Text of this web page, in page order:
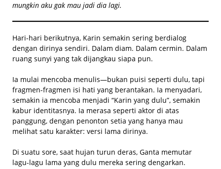
mungkin aku gak mau jadi dia lagi.
Hari-hari berikutnya, Karin semakin sering berdialog
dengan dirinya sendiri. Dalam diam. Dalam cermin. Dalam
ruang sunyi yang tak dijangkau siapa pun.
Ia mulai mencoba menulis—bukan puisi seperti dulu, tapi
fragmen-fragmen isi hati yang berantakan. Ia menyadari,
semakin ia mencoba menjadi “Karin yang dulu”, semakin
kabur identitasnya. Ia merasa seperti aktor di atas
panggung, dengan penonton setia yang hanya mau
melihat satu karakter: versi lama dirinya.
Di suatu sore, saat hujan turun deras, Ganta memutar
lagu-lagu lama yang dulu mereka sering dengarkan.